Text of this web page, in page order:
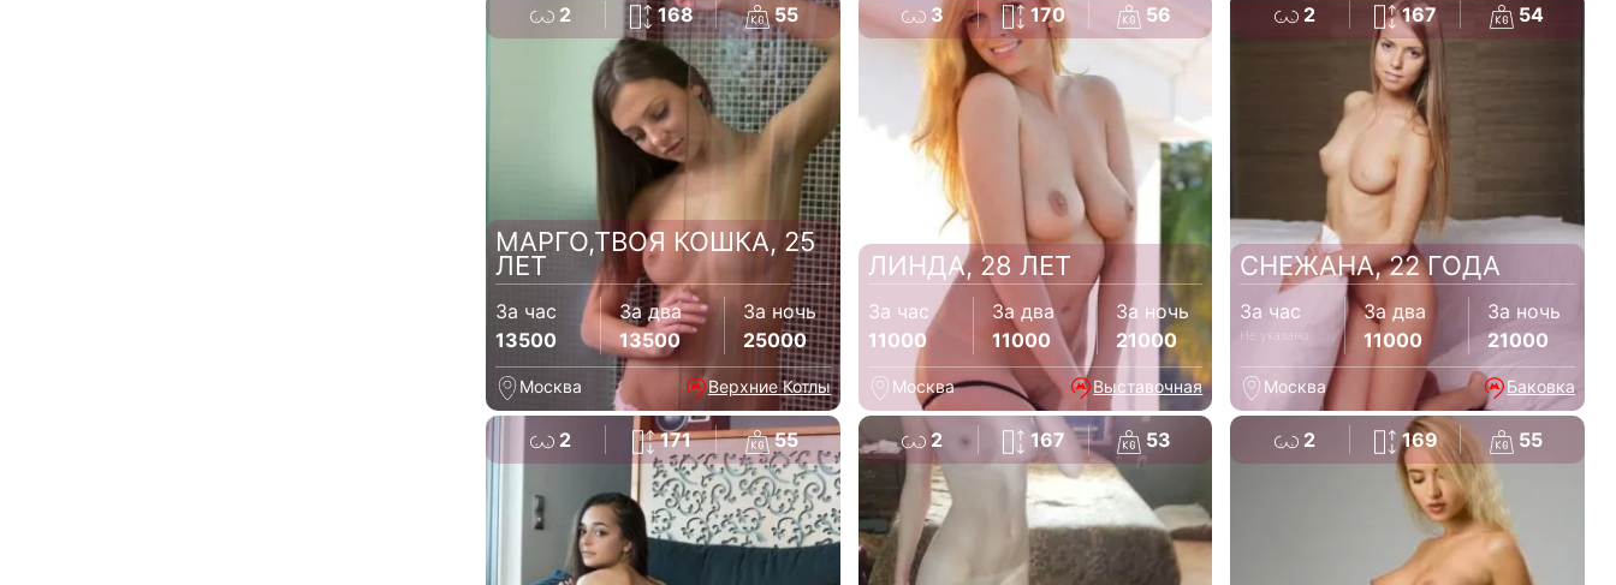
2 168 55
МАРГО,ТВОЯ КОШКА, 25
ЛЕТ
За час
13500
За два
13500
За ночь
25000
Москва Верхние Котлы
3 170 56
ЛИНДА, 28 ЛЕТ
За час
11000
За два
11000
За ночь
21000
Москва Выставочная
2 167 54
СНЕЖАНА, 22 ГОДА
За час
Не указано
За два
11000
За ночь
21000
Москва Баковка
2 171 55 2 167 53 2 169 55